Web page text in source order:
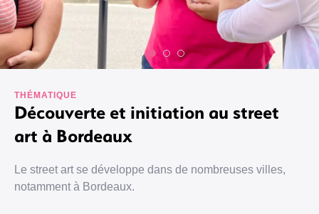
THÉMATIQUE
Découverte et initiation au street
art à Bordeaux
Le street art se développe dans de nombreuses villes,
notamment à Bordeaux.